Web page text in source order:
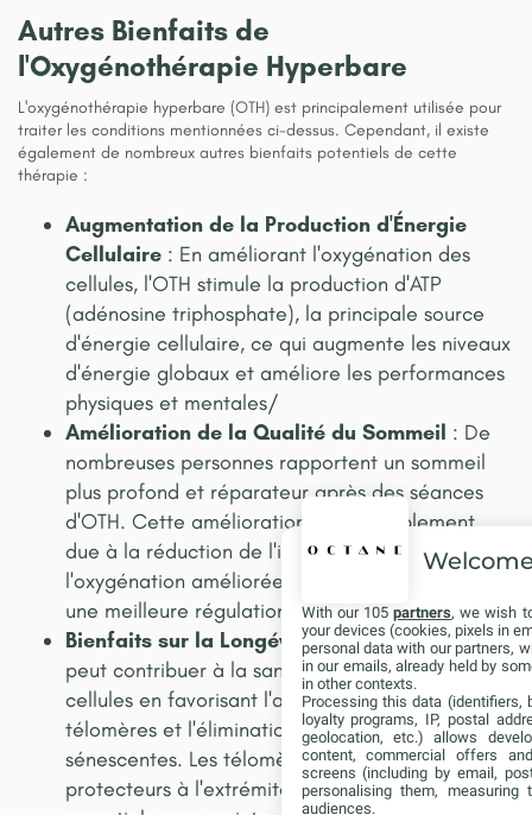
Autres Bienfaits de
l'Oxygénothérapie Hyperbare
L'oxygénothérapie hyperbare (OTH) est principalement utilisée pour
traiter les conditions mentionnées ci-dessus. Cependant, il existe
également de nombreux autres bienfaits potentiels de cette
thérapie :
Augmentation de la Production d'Énergie
Cellulaire : En améliorant l'oxygénation des
cellules, l'OTH stimule la production d'ATP
(adénosine triphosphate), la principale source
d'énergie cellulaire, ce qui augmente les niveaux
d'énergie globaux et améliore les performances
physiques et mentales​/
Amélioration de la Qualité du Sommeil : De
nombreuses personnes rapportent un sommeil
plus profond et réparateur après des séances
d'OTH. Cette amélioration est probablement
due à la réduction de l'inflammation et à
l'oxygénation améliorée du cerveau, facilitant
une meilleure régulation des cycles de sommeil​.
Bienfaits sur la Longévité Cellulaire: L'OTH
peut contribuer à la santé et à la longévité des
cellules en favorisant l'allongement des
télomères et l'élimination des cellules
sénescentes. Les télomères, les capuchons
protecteurs à l'extrémité des chromosomes, sont
With our 105partners, we wish
your devices (cookies, pixels in
personal data with our partners,
in our emails, already held by
in other contexts.
Processing this data (identifiers,
loyalty programs, IP, postal
geolocation, etc.) allows
content, commercial offers
screens (including by email,
personalising them, measuring
audiences.